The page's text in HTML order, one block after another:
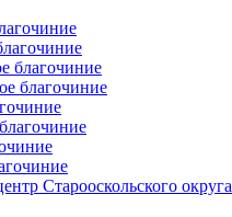
благочиние
благочиние
Старооскольского округа